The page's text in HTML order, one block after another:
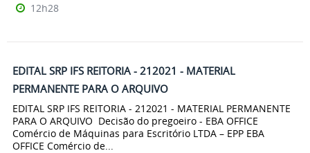
12h28
EDITAL SRP IFS REITORIA - 212021 - MATERIAL
PERMANENTE PARA O ARQUIVO
EDITAL SRP IFS REITORIA - 212021 - MATERIAL PERMANENTE
PARA O ARQUIVO Decisão do pregoeiro - EBA OFFICE
Comércio de Máquinas para Escritório LTDA – EPP EBA
OFFICE Comércio de...